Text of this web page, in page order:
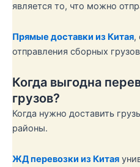
является то, что можно
Прямые доставки из Китая,
отправления сборных
Когда выгодна
грузов?
Когда нужно доставить
районы.
ЖД перевозки из Китая